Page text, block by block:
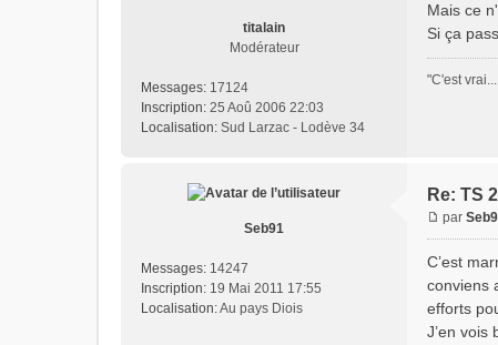
titalain
Modérateur
Messages: 17124
Inscription: 25 Aoû 2006 22:03
Localisation: Sud Larzac - Lodève 34
Mais ce
Si ça
"C'est
Seb91
Messages: 14247
Inscription: 19 Mai 2011 17:55
Localisation:Au pays Diois
Re: TS
par
C’est
conviens
efforts
J’en vois